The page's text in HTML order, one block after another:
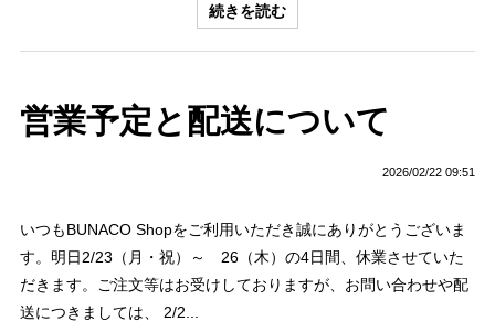
続きを読む
営業予定と配送について
2026/02/22 09:51
いつもBUNACO Shopをご利用いただき誠にありがとうございま
す。明日2/23（月・祝）～ 26（木）の4日間、休業させていた
だきます。ご注文等はお受けしておりますが、お問い合わせや配
送につきましては、 2/2...